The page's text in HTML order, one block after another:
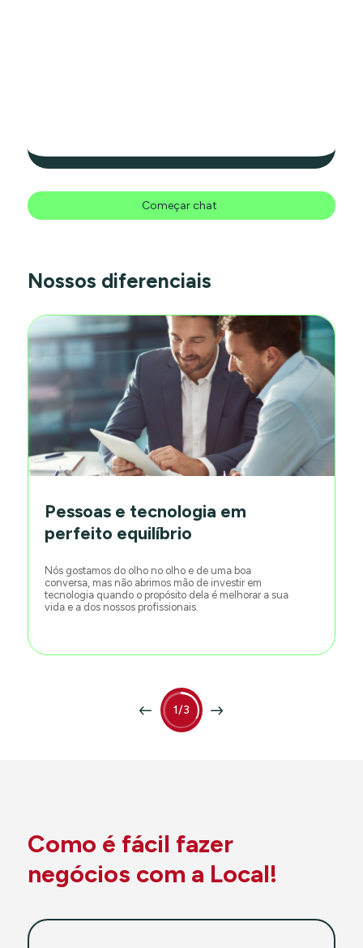
Começar chat
Nossos diferenciais
Pessoas e tecnologia em
perfeito equilíbrio
Nós gostamos do olho no olho e de uma boa
conversa, mas não abrimos mão de investir em
tecnologia quando o propósito dela é melhorar a sua
vida e a dos nossos profissionais.
1/3
Como é fácil fazer
negócios com a Local!